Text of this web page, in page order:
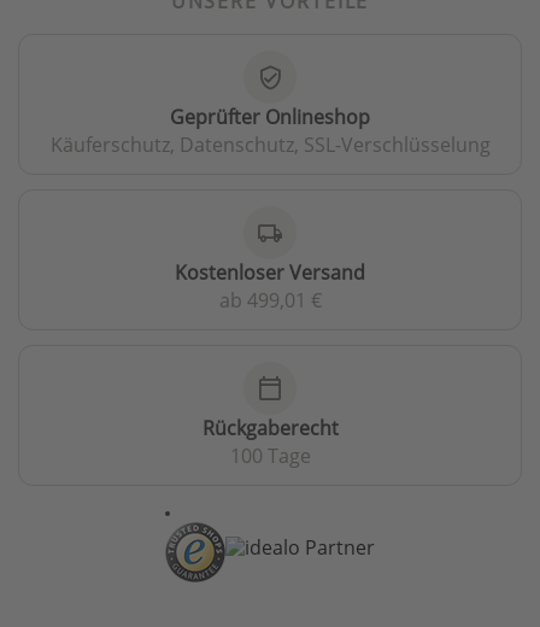
verified_user
Geprüfter Onlineshop
Käuferschutz, Datenschutz, SSL-Verschlüsselung
local_shipping
Kostenloser Versand
ab 499,01 €
calendar_today
Rückgaberecht
100 Tage